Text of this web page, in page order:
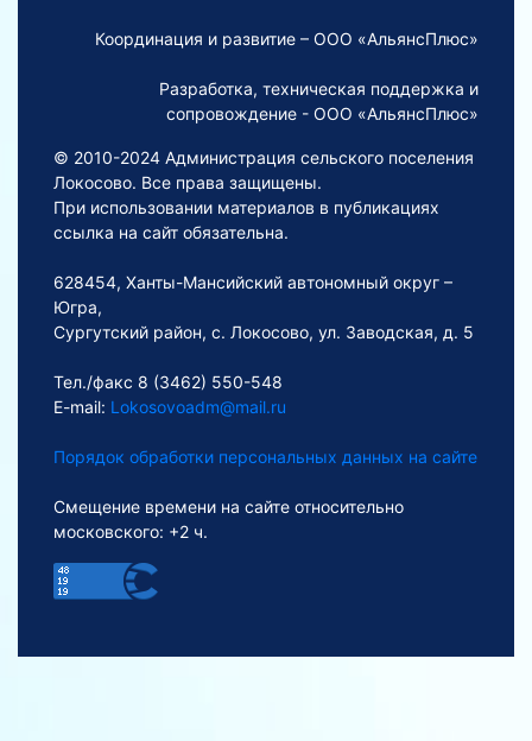
Координация и развитие – ООО «АльянсПлюс»
Разработка, техническая поддержка и
сопровождение - ООО «АльянсПлюс»
© 2010-2024 Администрация сельского поселения
Локосово. Все права защищены.
При использовании материалов в публикациях
ссылка на сайт обязательна.
628454, Ханты-Мансийский автономный округ –
Югра,
Сургутский район, с. Локосово, ул. Заводская, д. 5
Тел./факс 8 (3462) 550-548
E-mail: Lokosovoadm@mail.ru
Порядок обработки персональных данных на сайте
Смещение времени на сайте относительно
московского: +2 ч.